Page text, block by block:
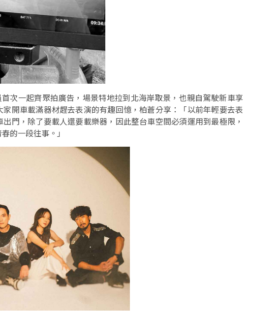
次一起齊聚拍廣告，場景特地拉到北海岸取景，也親自駕駛新車享
開車載滿器材趕去表演的有趣回憶，柏蒼分享：「以前年輕要去表
門，除了要載人還要載樂器，因此整台車空間必須運用到最極限，
的一段往事。」